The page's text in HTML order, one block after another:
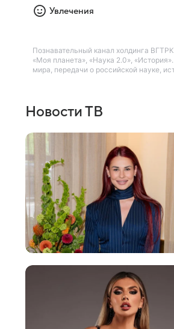
Увлечения
Познавательный канал холдинга
«Моя планета», «Наука 2.0»,
мира, передачи о российской науке,
Новости ТВ